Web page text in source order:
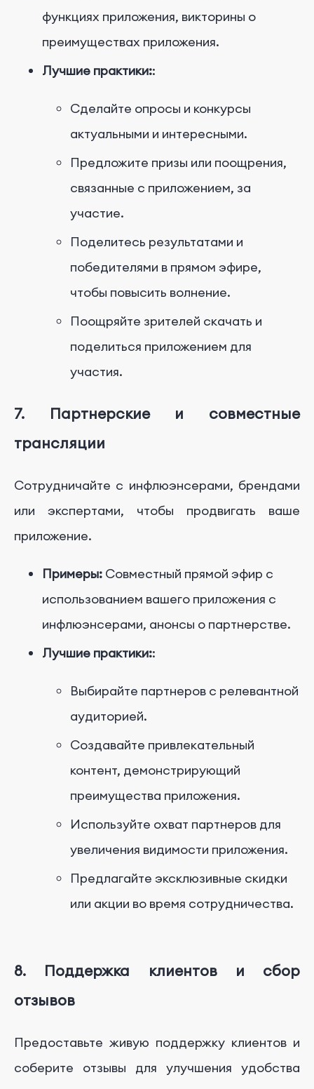
функциях приложения, викторины о
преимуществах приложения.
Лучшие практики::
Сделайте опросы и конкурсы
актуальными и интересными.
Предложите призы или поощрения,
связанные с приложением, за
участие.
Поделитесь результатами и
победителями в прямом эфире,
чтобы повысить волнение.
Поощряйте зрителей скачать и
поделиться приложением для
участия.
7. Партнерские и совместные
трансляции
Сотрудничайте с инфлюэнсерами, брендами
или экспертами, чтобы продвигать ваше
приложение.
Примеры: Совместный прямой эфир с
использованием вашего приложения с
инфлюэнсерами, анонсы о партнерстве.
Лучшие практики::
Выбирайте партнеров с релевантной
аудиторией.
Создавайте привлекательный
контент, демонстрирующий
преимущества приложения.
Используйте охват партнеров для
увеличения видимости приложения.
Предлагайте эксклюзивные скидки
или акции во время сотрудничества.
8. Поддержка клиентов и сбор
отзывов
Предоставьте живую поддержку клиентов и
соберите отзывы для улучшения удобства